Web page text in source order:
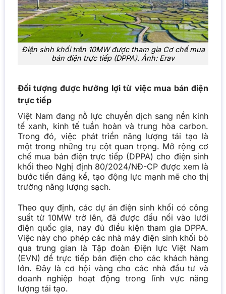
Điện sinh khối trên 10MW được tham gia Cơ chế mua
bán điện trực tiếp (DPPA). Ảnh: Erav
Đối tượng được hưởng lợi từ việc mua bán điện
trực tiếp
Việt Nam đang nỗ lực chuyển dịch sang nền kinh
tế xanh, kinh tế tuần hoàn và trung hòa carbon.
Trong đó, việc phát triển năng lượng tái tạo là
một trong những trụ cột quan trọng. Mở rộng cơ
chế mua bán điện trực tiếp (DPPA) cho điện sinh
khối theo Nghị định 80/2024/NĐ-CP được xem là
bước tiến đáng kể, tạo động lực mạnh mẽ cho thị
trường năng lượng sạch.
Theo quy định, các dự án điện sinh khối có công
suất từ 10MW trở lên, đã được đấu nối vào lưới
điện quốc gia, nay đủ điều kiện tham gia DPPA.
Việc này cho phép các nhà máy điện sinh khối bỏ
qua trung gian là Tập đoàn Điện lực Việt Nam
(EVN) để trực tiếp bán điện cho các khách hàng
lớn. Đây là cơ hội vàng cho các nhà đầu tư và
doanh nghiệp hoạt động trong lĩnh vực năng
lượng tái tạo.